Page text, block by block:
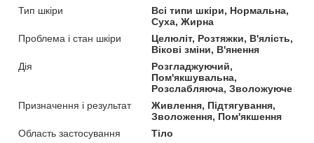
Тип шкіри
Всі типи шкіри, Нормальна,
Суха, Жирна
Проблема і стан шкіри
Целюліт, Розтяжки, В'ялість,
Вікові зміни, В'янення
Дія
Розгладжуючий,
Пом'якшувальна,
Розслабляюча, Зволожуюче
Призначення і результат
Живлення, Підтягування,
Зволоження, Пом'якшення
Область застосування
Тіло